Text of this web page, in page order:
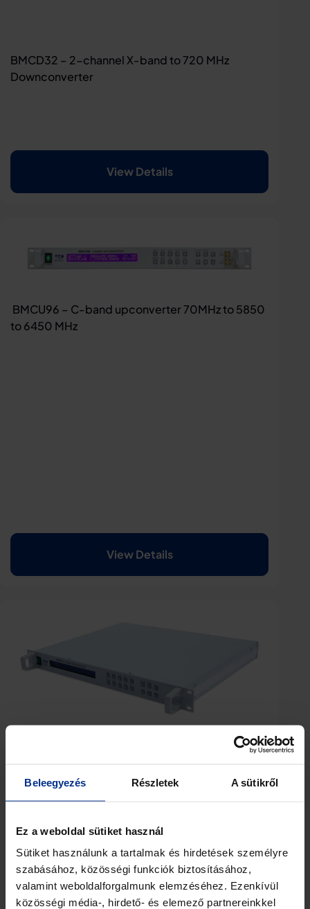
Beleegyezés Részletek A sütikről
Ez a weboldal sütiket használ
Sütiket használunk a tartalmak és hirdetések személyre
szabásához, közösségi funkciók biztosításához,
valamint weboldalforgalmunk elemzéséhez. Ezenkívül
közösségi média-, hirdető- és elemező partnereinkkel
BMCD32 – 2-channel X-band to 720 MHz
Downconverter
View Details
BMCU96 – C-band upconverter 70MHz to 5850
to 6450 MHz
View Details
BMCU76 – 720MHz to X-band Upconverter